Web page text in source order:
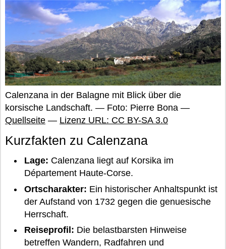
Calenzana in der Balagne mit Blick über die
korsische Landschaft. — Foto: Pierre Bona —
Quellseite — Lizenz URL: CC BY-SA 3.0
Kurzfakten zu Calenzana
Lage: Calenzana liegt auf Korsika im
Département Haute-Corse.
Ortscharakter: Ein historischer Anhaltspunkt ist
der Aufstand von 1732 gegen die genuesische
Herrschaft.
Reiseprofil: Die belastbarsten Hinweise
betreffen Wandern, Radfahren und